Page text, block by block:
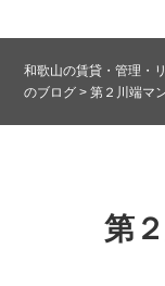
和歌山の賃貸・管理・
のブログ >第２川端マ
第